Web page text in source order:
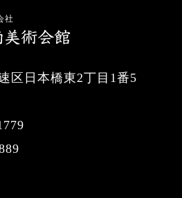
社
区日本橋東2丁目1番5